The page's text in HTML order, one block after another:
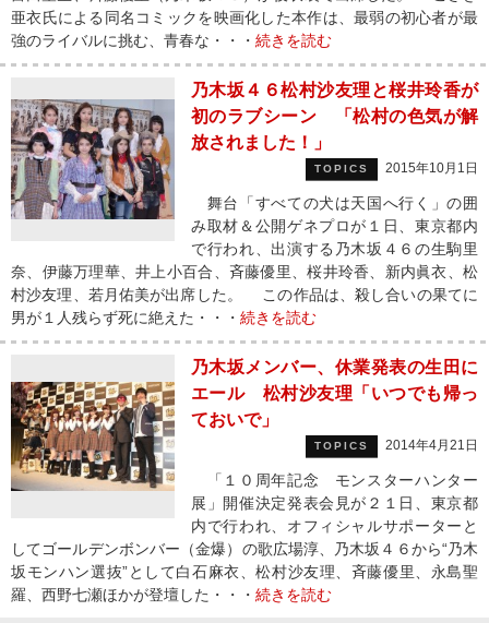
亜衣氏による同名コミックを映画化した本作は、最弱の初心者が最
強のライバルに挑む、青春な・・・ 続きを読む
乃木坂４６松村沙友理と桜井玲香が
初のラブシーン 「松村の色気が解
放されました！」
TOPICS 2015年10月1日
舞台「すべての犬は天国へ行く」の囲
み取材＆公開ゲネプロが１日、東京都内
で行われ、出演する乃木坂４６の生駒里
奈、伊藤万理華、井上小百合、斉藤優里、桜井玲香、新内眞衣、松
村沙友理、若月佑美が出席した。 この作品は、殺し合いの果てに
男が１人残らず死に絶えた・・・ 続きを読む
乃木坂メンバー、休業発表の生田に
エール 松村沙友理「いつでも帰っ
ておいで」
TOPICS 2014年4月21日
「１０周年記念 モンスターハンター
展」開催決定発表会見が２１日、東京都
内で行われ、オフィシャルサポーターと
してゴールデンボンバー（金爆）の歌広場淳、乃木坂４６から“乃木
坂モンハン選抜”として白石麻衣、松村沙友理、斉藤優里、永島聖
羅、西野七瀬ほかが登壇した・・・ 続きを読む